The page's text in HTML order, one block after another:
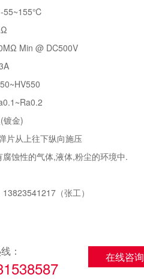
-55~155℃
Min @ DC500V
镀金)
片从上往下纵向施压
蚀性的气体,液体,粉尘的环境中.
（张工）
： 在线咨询